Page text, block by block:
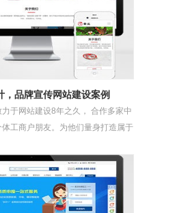
，品牌宣传网站建设案例
于网站建设8年之久， 合作多家中
工商户朋友。为他们量身打造属于